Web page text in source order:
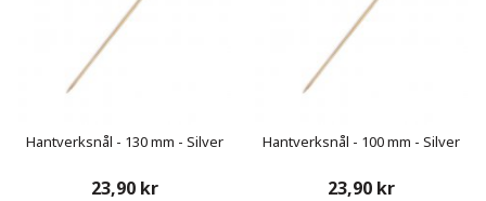
Hantverksnål - 130 mm - Silver
23,90 kr
Hantverksnål - 100 mm - Silver
23,90 kr